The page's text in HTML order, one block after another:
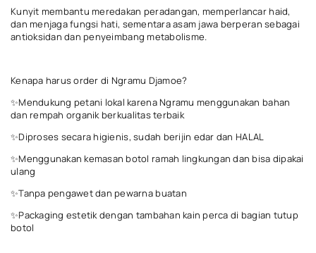
Kunyit membantu meredakan peradangan, memperlancar haid,
dan menjaga fungsi hati, sementara asam jawa berperan sebagai
antioksidan dan penyeimbang metabolisme.
Kenapa harus order di Ngramu Djamoe?
✨Mendukung petani lokal karena Ngramu menggunakan bahan
dan rempah organik berkualitas terbaik
✨Diproses secara higienis, sudah berijin edar dan HALAL
✨Menggunakan kemasan botol ramah lingkungan dan bisa dipakai
ulang
✨Tanpa pengawet dan pewarna buatan
✨Packaging estetik dengan tambahan kain perca di bagian tutup
botol